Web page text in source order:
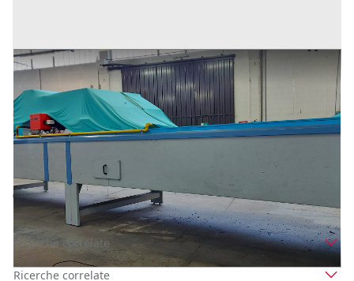
FORNO PER L’ ESSICAZIONE ARTI GRAFICHE E
TESSUTI
Inserito il: 26/09/2022
Soliera
(Modena)
Annuncio scaduto
Prezzo
9.880 €
Codice annuncio:137141171
Ricerche correlate
Ricerche correlate